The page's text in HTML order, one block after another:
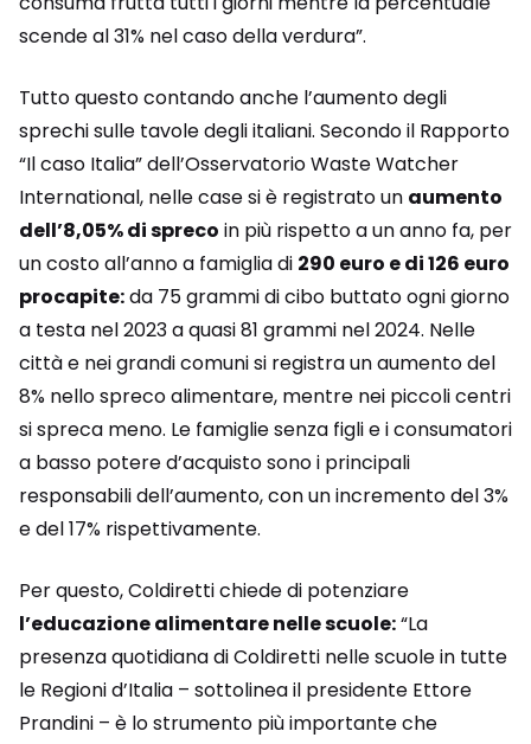
scende al 31% nel caso della verdura”.
Tutto questo contando anche l’aumento degli
sprechi sulle tavole degli italiani. Secondo il Rapporto
“Il caso Italia” dell’Osservatorio Waste Watcher
International, nelle case si è registrato un aumento
dell’8,05% di spreco in più rispetto a un anno fa, per
un costo all’anno a famiglia di 290 euro e di 126 euro
procapite:da 75 grammi di cibo buttato ogni giorno
a testa nel 2023 a quasi 81 grammi nel 2024. Nelle
città e nei grandi comuni si registra un aumento del
8% nello spreco alimentare, mentre nei piccoli centri
si spreca meno. Le famiglie senza figli e i consumatori
a basso potere d’acquisto sono i principali
responsabili dell’aumento, con un incremento del 3%
e del 17% rispettivamente.
Per questo, Coldiretti chiede di potenziare
l’educazione alimentare nelle scuole:“La
presenza quotidiana di Coldiretti nelle scuole in tutte
le Regioni d’Italia – sottolinea il presidente Ettore
Prandini – è lo strumento più importante che